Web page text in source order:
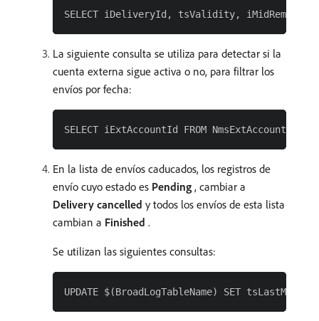
La siguiente consulta se utiliza para detectar si la
cuenta externa sigue activa o no, para filtrar los
envíos por fecha:
En la lista de envíos caducados, los registros de
envío cuyo estado es Pending , cambiar a
Delivery cancelled y todos los envíos de esta lista
cambian a Finished .
Se utilizan las siguientes consultas: